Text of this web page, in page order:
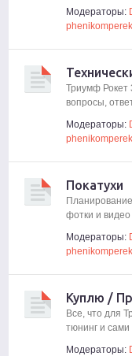
Модераторы:
Триумф Рокет
вопросы,
Модераторы:
Покатухи
фотки и
Модераторы:
Куплю /
Все, что для
тюнинг и
Модераторы: